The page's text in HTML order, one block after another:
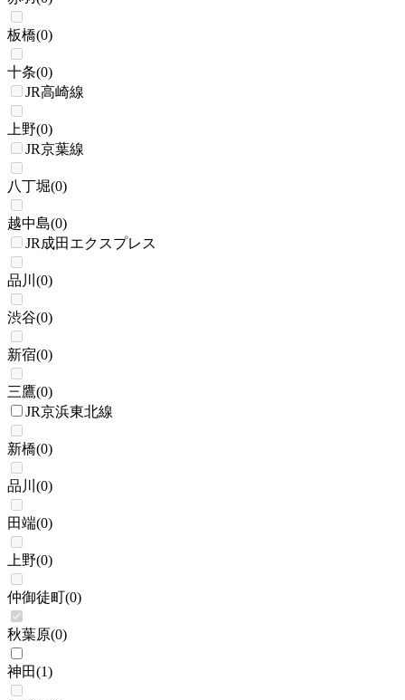
板橋(0)
十条(0)
JR高崎線
上野(0)
JR京葉線
八丁堀(0)
越中島(0)
JR成田エクスプレス
品川 (0)
渋谷(0)
新宿(0)
三鷹(0)
JR京浜東北線
新橋(0)
品川 (0)
田端(0)
上野(0)
仲御徒町(0)
秋葉原(0)
神田(1)